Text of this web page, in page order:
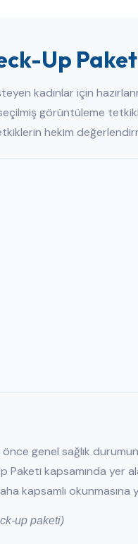
Up
kadınlar için
görüntüleme
hekim
genel sağlık
Paketi kapsamında
kapsamlı okunmasına
up paketi)